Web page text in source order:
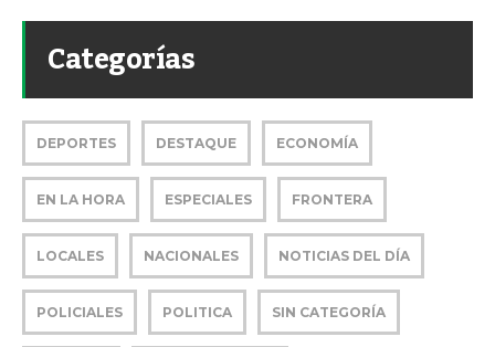
Categorías
DEPORTES DESTAQUE ECONOMÍA
EN LA HORA ESPECIALES FRONTERA
LOCALES NACIONALES NOTICIAS DEL DÍA
POLICIALES POLITICA SIN CATEGORÍA